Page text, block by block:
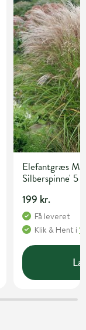
Elefantgræs
Silberspinne' 5
199 kr.
Få leveret
Klik & Hent i